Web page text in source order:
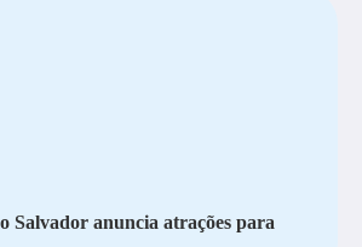
Salvador anuncia atrações para